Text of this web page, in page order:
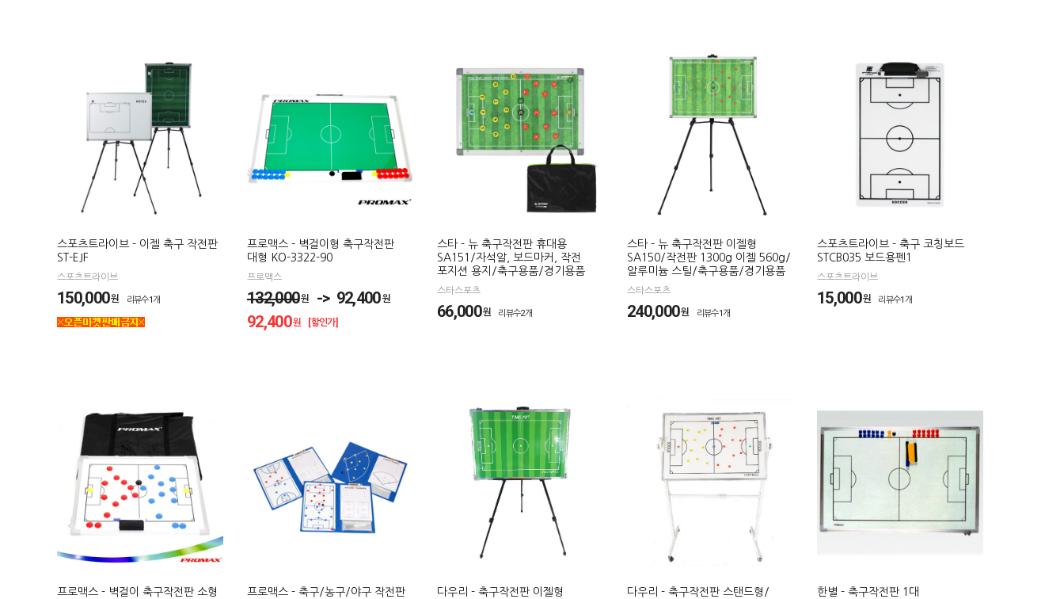
스포츠트라이브 - 이젤 축구 작전판
ST-EJF
스포츠트라이브
150,000원 리뷰수1개
프로맥스 - 벽걸이형 축구작전판
대형 KO-3322-90
프로맥스
132,000원
-> 92,400원
92,400원 [할인가]
스타 - 뉴 축구작전판 휴대용
SA151/자석알, 보드마커, 작전
포지션 용지/축구용품/경기용품
스타스포츠
66,000원 리뷰수2개
스타 - 뉴 축구작전판 이젤형
SA150/작전판 1300g 이젤 560g/
알루미늄 스틸/축구용품/경기용품
스타스포츠
240,000원 리뷰수1개
스포츠트라이브 - 축구 코칭보드
STCB035 보드용펜1
스포츠트라이브
15,000원 리뷰수1개
프로맥스 - 벽걸이 축구작전판 소형
프로맥스 - 축구/농구/야구 작전판
다우리 - 축구작전판 이젤형
다우리 - 축구작전판 스탠드형/
한별 - 축구작전판 1대